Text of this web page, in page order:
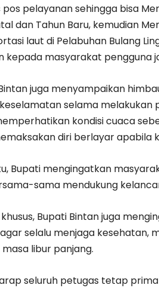
pos pelayanan sehingga bisa
dan Tahun Baru, kemudian
laut di Pelabuhan Bulang
kepada masyarakat pengguna
juga menyampaikan
selama melakukan
kondisi cuaca
diri berlayar apabila
Bupati mengingatkan
sama mendukung
Bupati Bintan juga
selalu menjaga kesehatan,
libur panjang.
seluruh petugas tetap